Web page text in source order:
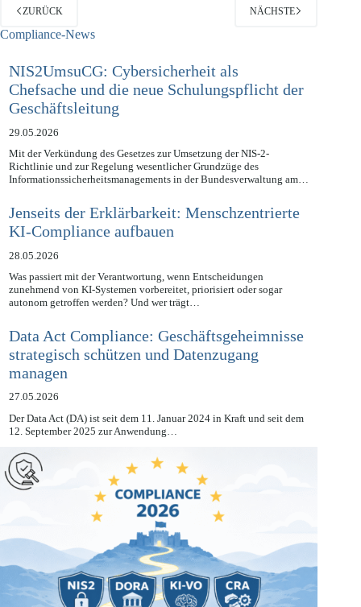
ZURÜCK
NIS2UmsuCG: Cybersicherheit als
Chefsache und die neue Schulungspflicht der
Geschäftsleitung
29.05.2026
Mit der Verkündung des Gesetzes zur Umsetzung der NIS-2-
Richtlinie und zur Regelung wesentlicher Grundzüge des
Jenseits der Erklärbarkeit: Menschzentrierte
KI-Compliance aufbauen
28.05.2026
Was passiert mit der Verantwortung, wenn Entscheidungen
zunehmend von KI-Systemen vorbereitet, priorisiert oder sogar
Data Act Compliance: Geschäftsgeheimnisse
strategisch schützen und Datenzugang
managen
27.05.2026
Der Data Act (DA) ist seit dem 11. Januar 2024 in Kraft und seit dem